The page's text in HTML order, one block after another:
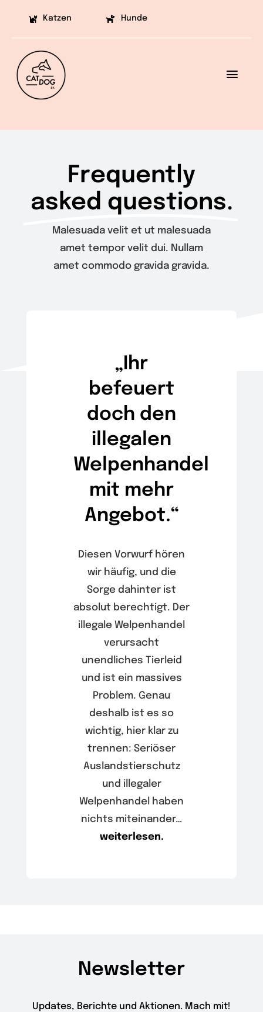
Katzen Hunde
Helfen
Vermittlung
Frequently
asked questions.
Malesuada velit et ut malesuada
amet tempor velit dui. Nullam
amet commodo gravida gravida.
„Ihr
befeuert
doch den
illegalen
Welpenhandel
mit mehr
Angebot.“
Diesen Vorwurf hören
wir häufig, und die
Sorge dahinter ist
absolut berechtigt. Der
illegale Welpenhandel
verursacht
unendliches Tierleid
und ist ein massives
Problem. Genau
deshalb ist es so
wichtig, hier klar zu
trennen: Seriöser
Auslandstierschutz
und illegaler
Welpenhandel haben
nichts miteinander…
weiterlesen.
Newsletter
Updates, Berichte und Aktionen. Mach mit!